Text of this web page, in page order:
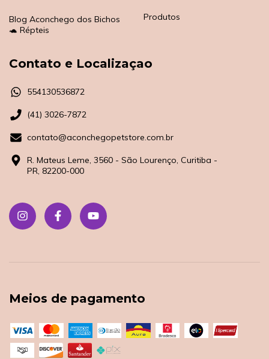
Blog Aconchego dos Bichos
🐢 Répteis
Produtos
Contato e Localizaçao
554130536872
(41) 3026-7872
contato@aconchegopetstore.com.br
R. Mateus Leme, 3560 - São Lourenço, Curitiba -
PR, 82200-000
Meios de pagamento